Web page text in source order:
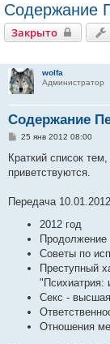
Содержание
Закрыто
wolfa
Администратор
Содержание
С
о
щ
и
25 янв 2012 08:00
Краткий список
приветствуются.
Передача 10.01.2012
2012 год
Советы по
Преступный
"Психиатрия:
Секс -
Отношения